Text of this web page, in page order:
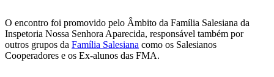
O encontro foi promovido pelo Âmbito da Família Salesiana da
Inspetoria Nossa Senhora Aparecida, responsável também por
outros grupos da Família Salesiana como os Salesianos
Cooperadores e os Ex-alunos das FMA.